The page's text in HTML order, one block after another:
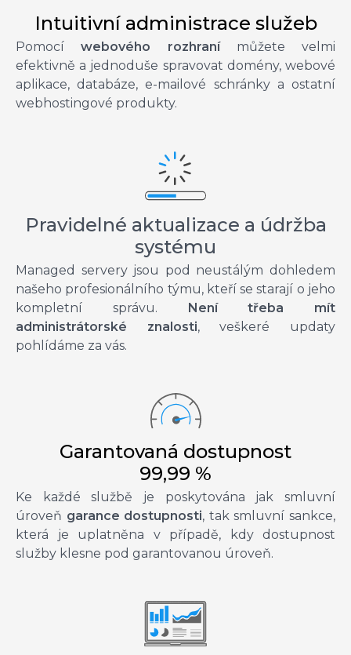
Intuitivní administrace služeb
Pomocíwebového rozhranímůžete velmi
efektivně a jednoduše spravovat domény, webové
aplikace, databáze, e-mailové schránky a ostatní
webhostingové produkty.
Pravidelné aktualizace a údržba
systému
Managed servery jsou pod neustálým dohledem
našeho profesionálního týmu, kteří se starají o jeho
kompletní správu.
Není třeba mít
administrátorské znalosti, veškeré updaty
pohlídáme za vás.
Garantovaná dostupnost
99,99 %
Ke každé službě je poskytována jak smluvní
úroveň garance dostupnosti, tak smluvní sankce,
která je uplatněna v případě, kdy dostupnost
služby klesne pod garantovanou úroveň.